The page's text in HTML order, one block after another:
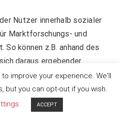
Nutzer innerhalb sozialer
Marktforschungs- und
können z.B. anhand des
daraus ergebender
erstellt werden.
wiederum verwendet
innerhalb und außerhalb
improve your experience. We'll
but you can opt-out if you wish.
ACCEPT